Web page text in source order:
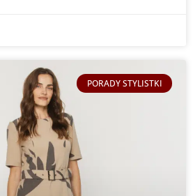
PORADY STYLISTKI